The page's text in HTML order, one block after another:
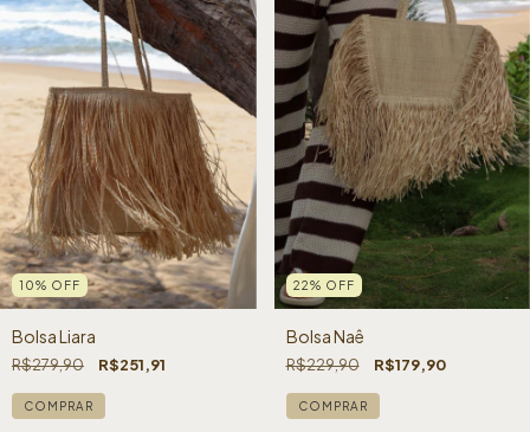
10% OFF
Bolsa Liara
R$279,90 R$251,91
22% OFF
Bolsa Naê
R$229,90 R$179,90